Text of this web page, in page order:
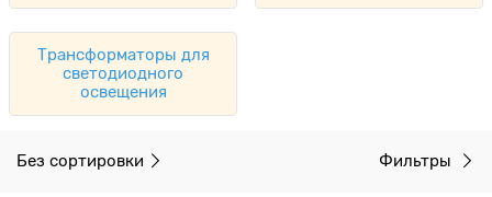
Трансформаторы для
светодиодного
освещения
Без сортировки Фильтры